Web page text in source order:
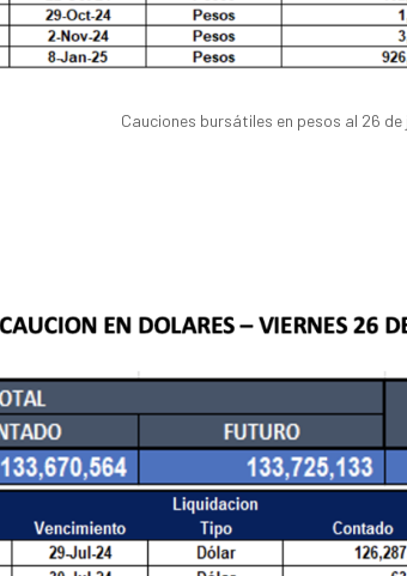
Cauciones bursátiles en pesos al 26 de